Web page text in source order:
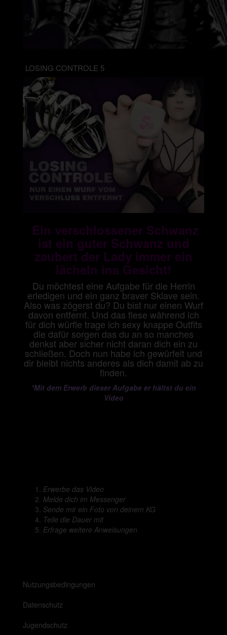
LOSING CONTROLE 5
Ein verschlossener Schwanz
ist ein guter Schwanz und
zaubert der Lady immer ein
lächeln ins Gesicht!
Du möchtest eine Aufgabe für die Herrin
erledigen und ein ganz braver Sklave sein.
Also was zögerst du? Du bist nur einen Wurf
davon entfernt. Und das fiese während ich
für dich würfle trage ich sexy knappe Outfits
die dafür sorgen das du an so manches
denkst aber sicher nicht daran dich ein zu
schließen. Doch nun habe ich gewürfelt und
dir bleibt nichts anderes als dich damit ab zu
finden.
*Mit dem Erwerb dieser Aufgabe er hältst du ein
Video
Erwerbe das Video
Melde dich im Messenger
Sende mir ein Foto von deinem KG
Teile die Dauer mit
Erfrage weitere Anweisungen
Nutzungsbedingungen
Datenschutz
Jugendschutz